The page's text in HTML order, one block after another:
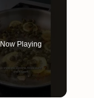
Now Playing